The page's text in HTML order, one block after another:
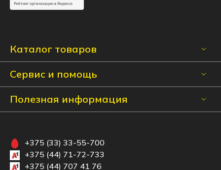
Каталог товаров
Сервис и помощь
Полезная информация
+375 (33) 33-55-700
+375 (44) 71-72-733
+375 (44) 707 41 76